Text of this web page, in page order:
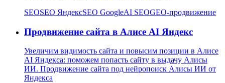
SEOSEO ЯндексSEO GoogleAI SEOGEO-продвижение
Продвижение сайта в Алисе AI Яндекс
Увеличим видимость сайта и повысим позиции в Алисе
AI Яндекса: поможем попасть сайту в выдачу Алисы
ИИ. Продвижение сайта под нейропоиск Алисы ИИ от
Яндекса